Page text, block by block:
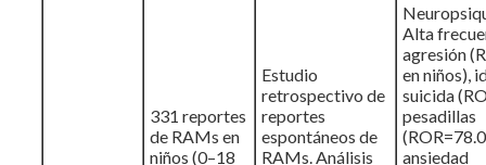
331 reportes
de RAMs en
niños (0–18
Estudio
retrospectivo de
reportes
espontáneos de
RAMs. Análisis
Alta
agresión
en niños),
suicida
pesadillas
ansiedad